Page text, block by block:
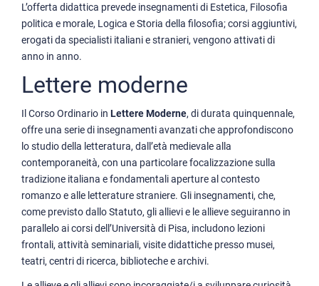
L’offerta didattica prevede insegnamenti di Estetica, Filosofia
politica e morale, Logica e Storia della filosofia; corsi aggiuntivi,
erogati da specialisti italiani e stranieri, vengono attivati di
anno in anno.
Lettere moderne
Il Corso Ordinario in Lettere Moderne, di durata quinquennale,
offre una serie di insegnamenti avanzati che approfondiscono
lo studio della letteratura, dall’età medievale alla
contemporaneità, con una particolare focalizzazione sulla
tradizione italiana e fondamentali aperture al contesto
romanzo e alle letterature straniere. Gli insegnamenti, che,
come previsto dallo Statuto, gli allievi e le allieve seguiranno in
parallelo ai corsi dell’Università di Pisa, includono lezioni
frontali, attività seminariali, visite didattiche presso musei,
teatri, centri di ricerca, biblioteche e archivi.